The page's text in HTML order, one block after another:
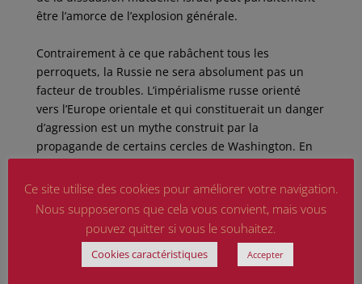
être l’amorce de l’explosion générale.
Contrairement à ce que rabâchent tous les
perroquets, la Russie ne sera absolument pas un
facteur de troubles. L’impérialisme russe orienté
vers l’Europe orientale et qui constituerait un danger
d’agression est un mythe construit par la
propagande de certains cercles de Washington. En
l’islam.
La prévisible confrontation mondiale produira bien
entendu une catastrophe économique, notamment à
cause de la rupture des approvisionnements pétro-
gaziers de l’Afrique du Nord et du Moyen Orient.
Ce site utilise des cookies pour améliorer votre navigation.
Nous supposerons que cela vous convient, mais vous
pouvez quitter si vous le souhaitez.
Cookies caractéristiques Accepter